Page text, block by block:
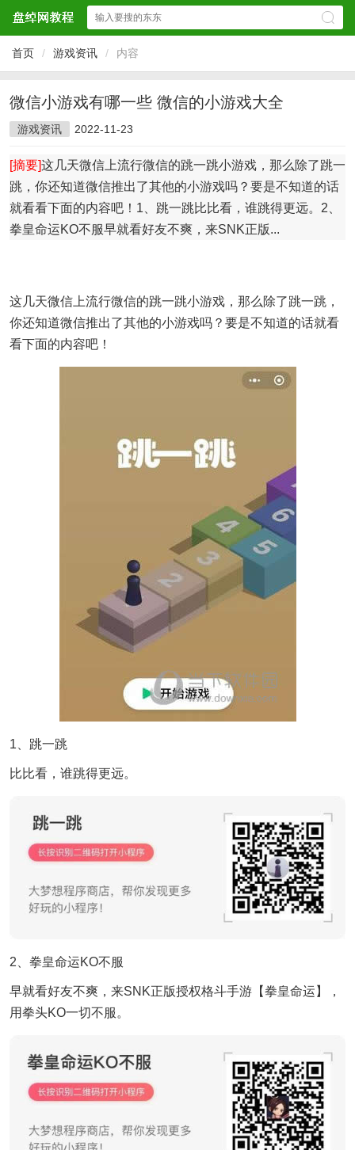
首页 / 游戏资讯 / 内容
微信小游戏有哪一些 微信的小游戏大全
游戏资讯 2022-11-23
[摘要]这几天微信上流行微信的跳一跳小游戏，那么除了跳一
跳，你还知道微信推出了其他的小游戏吗？要是不知道的话
就看看下面的内容吧！1、跳一跳比比看，谁跳得更远。2、
拳皇命运KO不服早就看好友不爽，来SNK正版...
这几天微信上流行微信的跳一跳小游戏，那么除了跳一跳，
你还知道微信推出了其他的小游戏吗？要是不知道的话就看
看下面的内容吧！
1、跳一跳
比比看，谁跳得更远。
2、拳皇命运KO不服
早就看好友不爽，来SNK正版授权格斗手游【拳皇命运】，
用拳头KO一切不服。